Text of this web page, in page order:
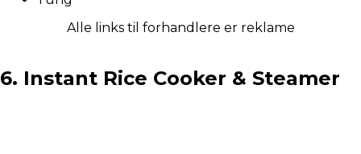
Alle links til forhandlere er reklame
6. Instant Rice Cooker & Steamer